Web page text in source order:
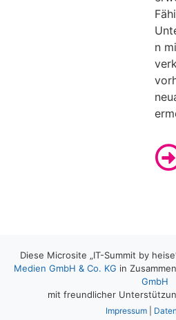
n
Diese Microsite „IT-Summit by
Medien GmbH & Co. KG in
GmbH
mit freundlicher
Impressum